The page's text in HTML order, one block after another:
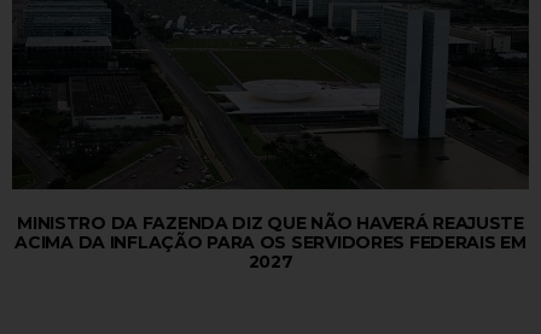
MINISTRO DA FAZENDA DIZ QUE NÃO HAVERÁ REAJUSTE
ACIMA DA INFLAÇÃO PARA OS SERVIDORES FEDERAIS EM
2027